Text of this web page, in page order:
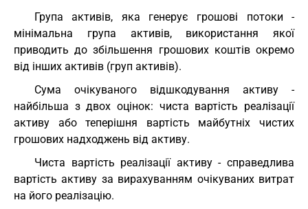
Група активів, яка генерує грошові потоки -
мінімальна група активів, використання якої
приводить до збільшення грошових коштів окремо
від інших активів (груп активів).
Сума очікуваного відшкодування активу -
найбільша з двох оцінок: чиста вартість реалізації
активу або теперішня вартість майбутніх чистих
грошових надходжень від активу.
Чиста вартість реалізації активу - справедлива
вартість активу за вирахуванням очікуваних витрат
на його реалізацію.